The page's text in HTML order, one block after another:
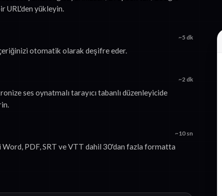
URL'den yükleyin.
~5 dk
otomatik olarak deşifre eder.
~2 dk
ses oynatmalı tarayıcı tabanlı düzenleyicide
~10 sn
Word, PDF, SRT ve VTT dahil 30'dan fazla formatta